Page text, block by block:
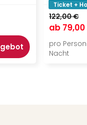
Ticket +
122,00 €
ab
pro Person
Nacht